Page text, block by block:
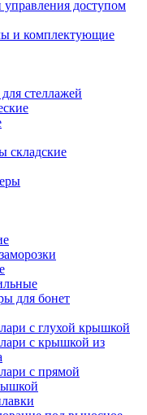
доступом
и комплектующие
стеллажей
складские
для бонет
с глухой крышкой
с крышкой из
с прямой